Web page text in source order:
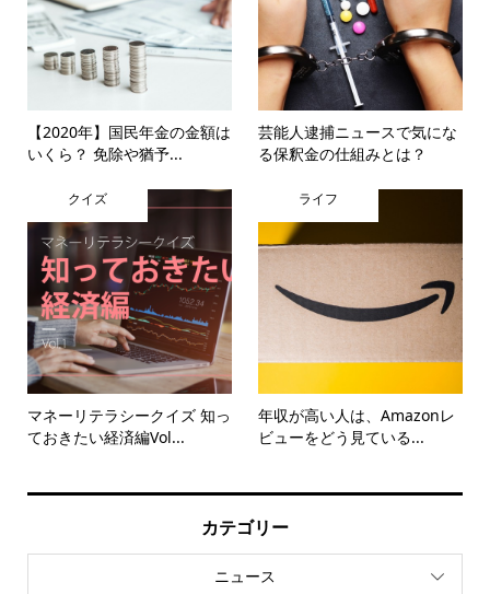
【2020年】国民年金の金額は
いくら？ 免除や猶予...
芸能人逮捕ニュースで気にな
る保釈金の仕組みとは？
クイズ
マネーリテラシークイズ 知っ
ておきたい経済編Vol...
ライフ
年収が高い人は、Amazonレ
ビューをどう見ている...
カテゴリー
ニュース